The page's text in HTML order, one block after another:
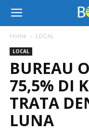
Bon
Dia
Aruba
Home LOCAL
LOCAL
BUREAU
75,5% DI
TRATA
LUNA